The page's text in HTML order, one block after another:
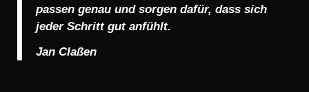
passen genau und sorgen dafür, dass sich
jeder Schritt gut anfühlt.
Jan Claßen